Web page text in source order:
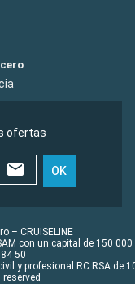
ofertas
OK
– CRUISELINE
con un capital de 150 000
50
y profesional RC RSA de